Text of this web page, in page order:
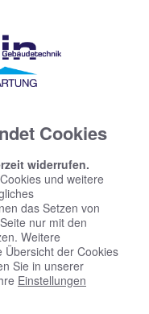
Cookies
widerrufen.
und weitere
das Setzen von
nur mit den
Weitere
Übersicht der Cookies
Sie in unserer
Einstellungen